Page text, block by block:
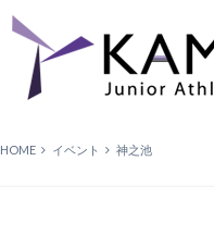
HOME イベント 神之池